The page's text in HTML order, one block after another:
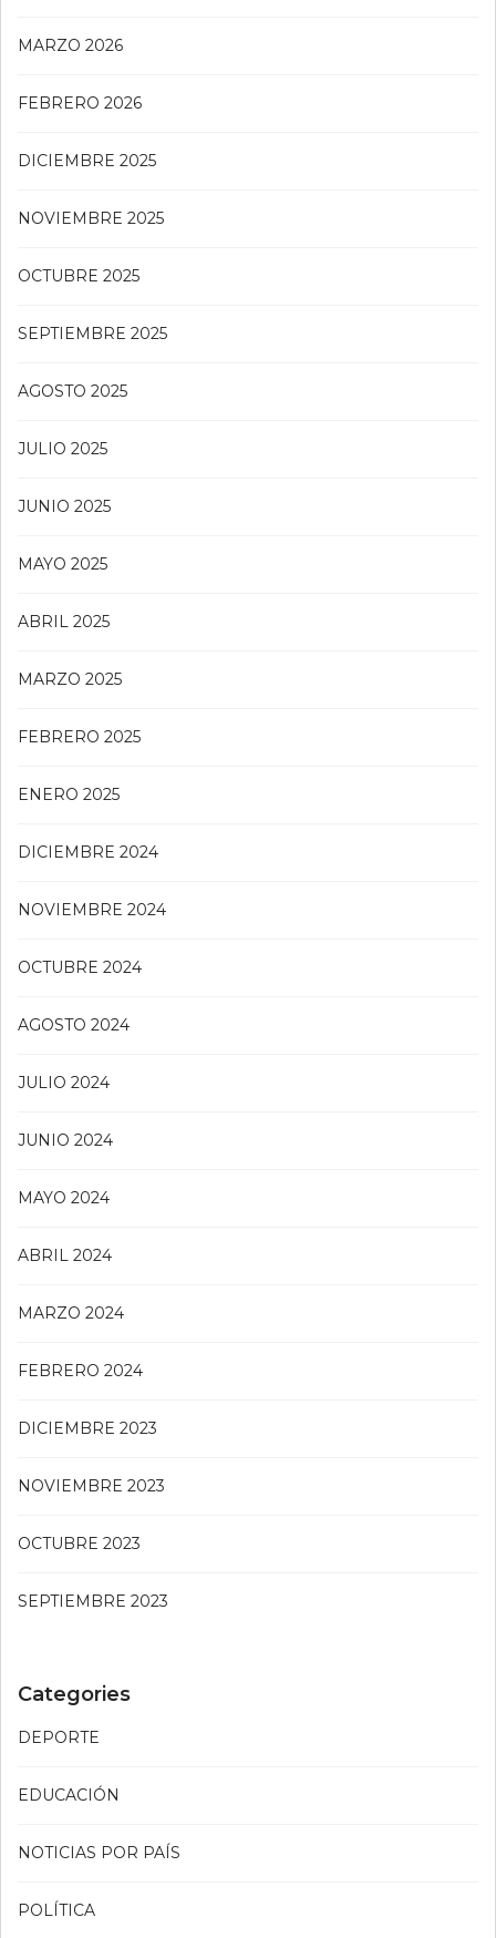
MARZO 2026
FEBRERO 2026
DICIEMBRE 2025
NOVIEMBRE 2025
OCTUBRE 2025
SEPTIEMBRE 2025
AGOSTO 2025
JULIO 2025
JUNIO 2025
MAYO 2025
ABRIL 2025
MARZO 2025
FEBRERO 2025
ENERO 2025
DICIEMBRE 2024
NOVIEMBRE 2024
OCTUBRE 2024
AGOSTO 2024
JULIO 2024
JUNIO 2024
MAYO 2024
ABRIL 2024
MARZO 2024
FEBRERO 2024
DICIEMBRE 2023
NOVIEMBRE 2023
OCTUBRE 2023
SEPTIEMBRE 2023
Categories
DEPORTE
EDUCACIÓN
NOTICIAS POR PAÍS
POLÍTICA